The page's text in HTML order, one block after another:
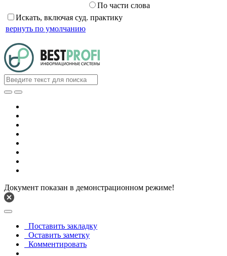
По части слова
Искать, включая суд. практику
вернуть по умолчанию
Документ показан в демонстрационном режиме!
Поставить закладку
Оставить заметку
Комментировать